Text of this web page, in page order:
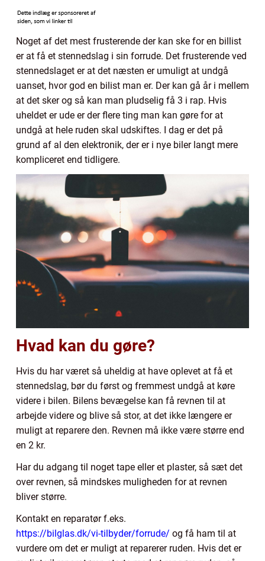
Noget af det mest frusterende der kan ske for en billist
er at få et stennedslag i sin forrude. Det frusterende ved
stennedslaget er at det næsten er umuligt at undgå
uanset, hvor god en bilist man er. Der kan gå år i mellem
at det sker og så kan man pludselig få 3 i rap. Hvis
uheldet er ude er der flere ting man kan gøre for at
undgå at hele ruden skal udskiftes. I dag er det på
grund af al den elektronik, der er i nye biler langt mere
kompliceret end tidligere.
Hvad kan du gøre?
Hvis du har været så uheldig at have oplevet at få et
stennedslag, bør du først og fremmest undgå at køre
videre i bilen. Bilens bevægelse kan få revnen til at
arbejde videre og blive så stor, at det ikke længere er
muligt at reparere den. Revnen må ikke være større end
en 2 kr.
Har du adgang til noget tape eller et plaster, så sæt det
over revnen, så mindskes muligheden for at revnen
bliver større.
Kontakt en reparatør f.eks.
https://bilglas.dk/vi-tilbyder/forrude/ og få ham til at
vurdere om det er muligt at reparerer ruden. Hvis det er